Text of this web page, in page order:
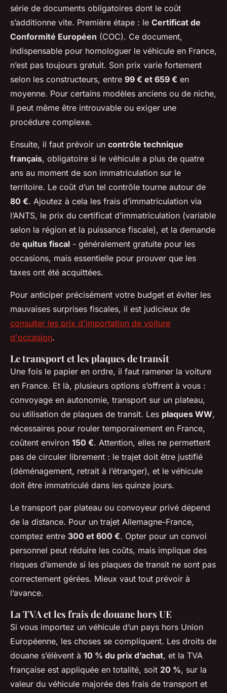
série de documents obligatoires dont le coût
s’additionne vite. Première étape : le Certificat de
Conformité Européen (COC). Ce document,
indispensable pour homologuer le véhicule en France,
n’est pas toujours gratuit. Son prix varie fortement
selon les constructeurs, entre 99 € et 659 € en
moyenne. Pour certains modèles anciens ou de niche,
il peut même être introuvable ou exiger une
procédure complexe.
Ensuite, il faut prévoir un contrôle technique
français, obligatoire si le véhicule a plus de quatre
ans au moment de son immatriculation sur le
territoire. Le coût d’un tel contrôle tourne autour de
80 €. Ajoutez à cela les frais d’immatriculation via
l’ANTS, le prix du certificat d’immatriculation (variable
selon la région et la puissance fiscale), et la demande
de quitus fiscal - généralement gratuite pour les
occasions, mais essentielle pour prouver que les
taxes ont été acquittées.
Pour anticiper précisément votre budget et éviter les
mauvaises surprises fiscales, il est judicieux de
consulter les prix d'importation de voiture
d'occasion.
Le transport et les plaques de transit
Une fois le papier en ordre, il faut ramener la voiture
en France. Et là, plusieurs options s’offrent à vous :
convoyage en autonomie, transport sur un plateau,
ou utilisation de plaques de transit. Les plaques WW,
nécessaires pour rouler temporairement en France,
coûtent environ 150 €. Attention, elles ne permettent
pas de circuler librement : le trajet doit être justifié
(déménagement, retrait à l’étranger), et le véhicule
doit être immatriculé dans les quinze jours.
Le transport par plateau ou convoyeur privé dépend
de la distance. Pour un trajet Allemagne-France,
comptez entre 300 et 600 €. Opter pour un convoi
personnel peut réduire les coûts, mais implique des
risques d’amende si les plaques de transit ne sont pas
correctement gérées. Mieux vaut tout prévoir à
l’avance.
La TVA et les frais de douane hors UE
Si vous importez un véhicule d’un pays hors Union
Européenne, les choses se compliquent. Les droits de
douane s’élèvent à 10 % du prix d’achat, et la TVA
française est appliquée en totalité, soit 20 %, sur la
valeur du véhicule majorée des frais de transport et